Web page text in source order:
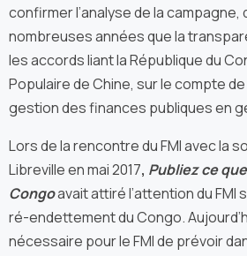
confirmer l’analyse de la campagne,
nombreuses années que la
les accords liant la République du
Populaire de Chine, sur le compte
gestion des finances publiques en
Lors de la rencontre du FMI avec la
Libreville en mai 2017, Publiez ce
Congoavait attiré l’attention du FMI
ré-endettement du Congo.
nécessaire pour le FMI de prévoir